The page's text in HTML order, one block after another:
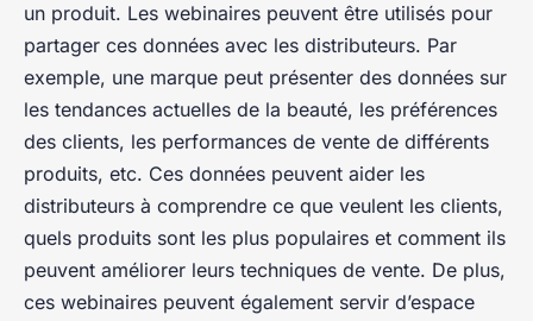
un produit. Les webinaires peuvent être utilisés pour
partager ces données avec les distributeurs. Par
exemple, une marque peut présenter des données sur
les tendances actuelles de la beauté, les préférences
des clients, les performances de vente de différents
produits, etc. Ces données peuvent aider les
distributeurs à comprendre ce que veulent les clients,
quels produits sont les plus populaires et comment ils
peuvent améliorer leurs techniques de vente. De plus,
ces webinaires peuvent également servir d’espace